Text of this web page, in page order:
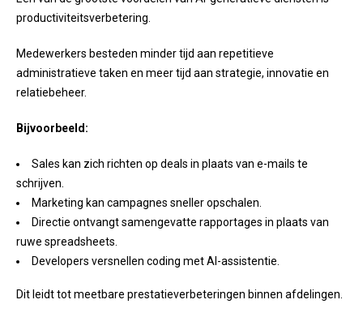
productiviteitsverbetering.
Medewerkers besteden minder tijd aan repetitieve
administratieve taken en meer tijd aan strategie, innovatie en
relatiebeheer.
Bijvoorbeeld:
Sales kan zich richten op deals in plaats van e-mails te
schrijven.
Marketing kan campagnes sneller opschalen.
Directie ontvangt samengevatte rapportages in plaats van
ruwe spreadsheets.
Developers versnellen coding met AI-assistentie.
Dit leidt tot meetbare prestatieverbeteringen binnen afdelingen.